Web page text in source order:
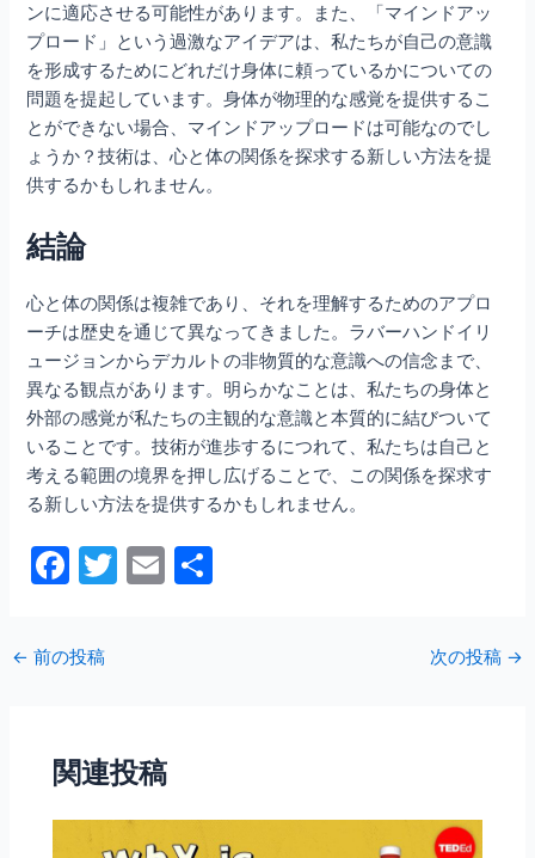
ンに適応させる可能性があります。また、「マインドアッ
プロード」という過激なアイデアは、私たちが自己の意識
を形成するためにどれだけ身体に頼っているかについての
問題を提起しています。身体が物理的な感覚を提供するこ
とができない場合、マインドアップロードは可能なのでし
ょうか？技術は、心と体の関係を探求する新しい方法を提
供するかもしれません。
結論
心と体の関係は複雑であり、それを理解するためのアプロ
ーチは歴史を通じて異なってきました。ラバーハンドイリ
ュージョンからデカルトの非物質的な意識への信念まで、
異なる観点があります。明らかなことは、私たちの身体と
外部の感覚が私たちの主観的な意識と本質的に結びついて
いることです。技術が進歩するにつれて、私たちは自己と
考える範囲の境界を押し広げることで、この関係を探求す
る新しい方法を提供するかもしれません。
F
c
e
o
o
k
T
E
← 前の投稿 次の投稿 →
関連投稿